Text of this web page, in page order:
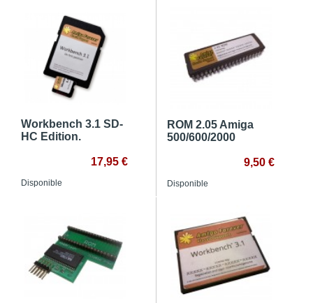
Workbench 3.1 SD-
HC Edition.
17,95 €
Disponible
ROM 2.05 Amiga
500/600/2000
9,50 €
Disponible